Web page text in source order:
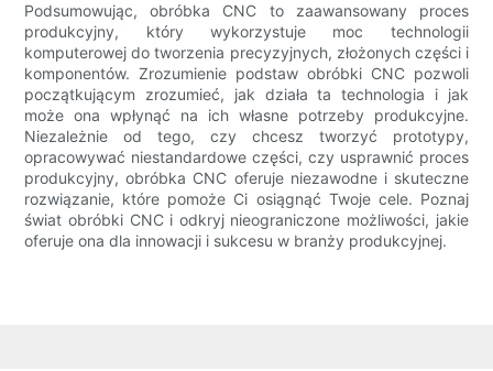
Podsumowując, obróbka CNC to zaawansowany proces
produkcyjny, który wykorzystuje moc technologii
komputerowej do tworzenia precyzyjnych, złożonych części i
komponentów. Zrozumienie podstaw obróbki CNC pozwoli
początkującym zrozumieć, jak działa ta technologia i jak
może ona wpłynąć na ich własne potrzeby produkcyjne.
Niezależnie od tego, czy chcesz tworzyć prototypy,
opracowywać niestandardowe części, czy usprawnić proces
produkcyjny, obróbka CNC oferuje niezawodne i skuteczne
rozwiązanie, które pomoże Ci osiągnąć Twoje cele. Poznaj
świat obróbki CNC i odkryj nieograniczone możliwości, jakie
oferuje ona dla innowacji i sukcesu w branży produkcyjnej.